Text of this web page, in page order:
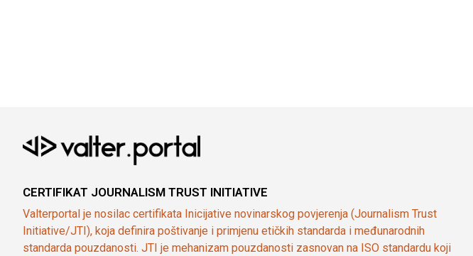
CERTIFIKAT JOURNALISM TRUST INITIATIVE
Valterportal je nosilac certifikata Inicijative novinarskog povjerenja (Journalism Trust
Initiative/JTI), koja definira poštivanje i primjenu etičkih standarda i međunarodnih
standarda pouzdanosti. JTI je mehanizam pouzdanosti zasnovan na ISO standardu koji